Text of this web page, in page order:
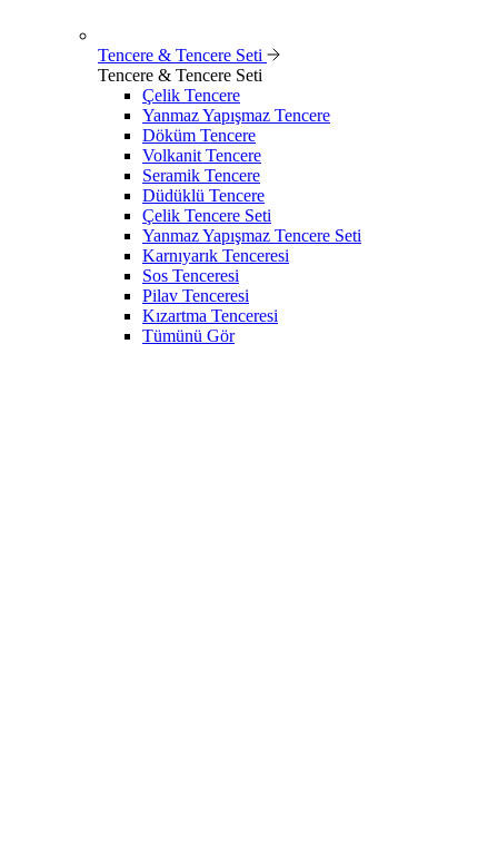
Tencere & Tencere Seti
Tencere & Tencere Seti
Çelik Tencere
Yanmaz Yapışmaz Tencere
Döküm Tencere
Volkanit Tencere
Seramik Tencere
Düdüklü Tencere
Çelik Tencere Seti
Yanmaz Yapışmaz Tencere Seti
Karnıyarık Tenceresi
Sos Tenceresi
Pilav Tenceresi
Kızartma Tenceresi
Tümünü Gör